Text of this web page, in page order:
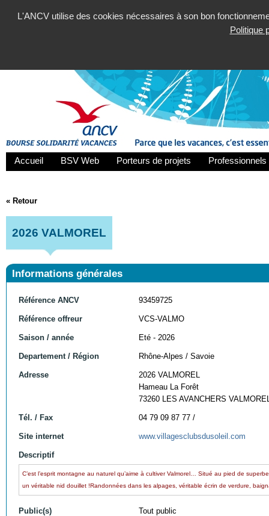
L'ANCV utilise des cookies nécessaires à son bon
Politique
Accueil BSV Web Porteurs de projets
« Retour
2026 VALMOREL
Informations générales
Référence ANCV 93459725
Référence offreur VCS-VALMO
Saison / année Eté - 2026
Departement / Région Rhône-Alpes / Savoie
Adresse
2026 VALMOREL
Hameau La Forêt
73260 LES AVANCHERS
Tél. / Fax 04 79 09 87 77 /
Site internet www.villagesclubsdusoleil.com
Descriptif
C’est l’esprit montagne au naturel qu’aime à cultiver Valmorel… Situé au pied de
un véritable nid douillet !Randonnées dans les alpages, véritable écrin de verdure,
Public(s) Tout public